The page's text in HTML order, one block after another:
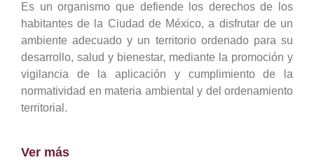
Es un organismo que defiende los derechos de los
habitantes de la Ciudad de México, a disfrutar de un
ambiente adecuado y un territorio ordenado para su
desarrollo, salud y bienestar, mediante la promoción y
vigilancia de la aplicación y cumplimiento de la
normatividad en materia ambiental y del ordenamiento
territorial.
Ver más